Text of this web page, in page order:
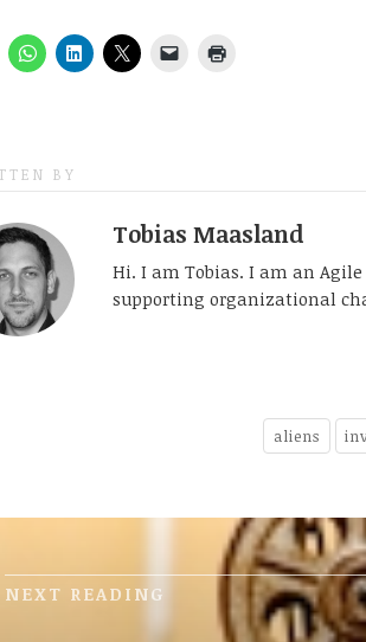
BY
Tobias Maasland
Hi. I am Tobias. I am an
supporting organizational
aliens
NEXT READING